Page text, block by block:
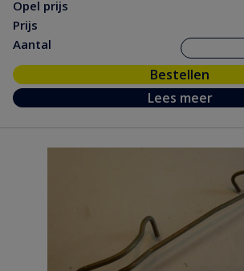
Vooras/ Stuurinrichting
Opel prijs
Prijs
Aantal
Bestellen
Lees meer